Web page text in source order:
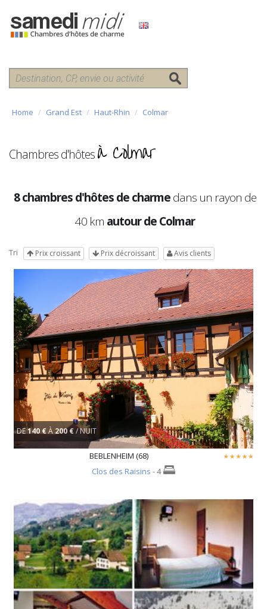
Home Grand Est Haut-Rhin Colmar
Chambres d'hôtesà Colmar
8 chambres d'hôtes de charmedans un rayon de
40 km autour de Colmar
Tri Prix croissant Prix décroissant Avis clients
DE140 €À 200 €/ NUIT
BEBLENHEIM (68)
Clos des Raisins - 4